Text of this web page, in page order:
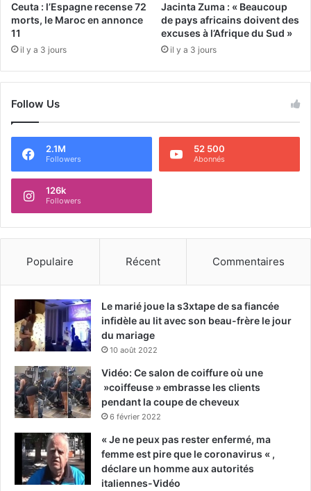
Ceuta : l’Espagne recense 72
morts, le Maroc en annonce
11
il y a 3 jours
Jacinta Zuma : « Beaucoup
de pays africains doivent des
excuses à l’Afrique du Sud »
il y a 3 jours
Follow Us
2.1M
Followers
52 500
Abonnés
126k
Followers
Populaire Récent Commentaires
Le marié joue la s3xtape de sa fiancée
infidèle au lit avec son beau-frère le jour
du mariage
10 août 2022
Vidéo: Ce salon de coiffure où une
»coiffeuse » embrasse les clients
pendant la coupe de cheveux
6 février 2022
« Je ne peux pas rester enfermé, ma
femme est pire que le coronavirus « ,
déclare un homme aux autorités
italiennes-Vidéo